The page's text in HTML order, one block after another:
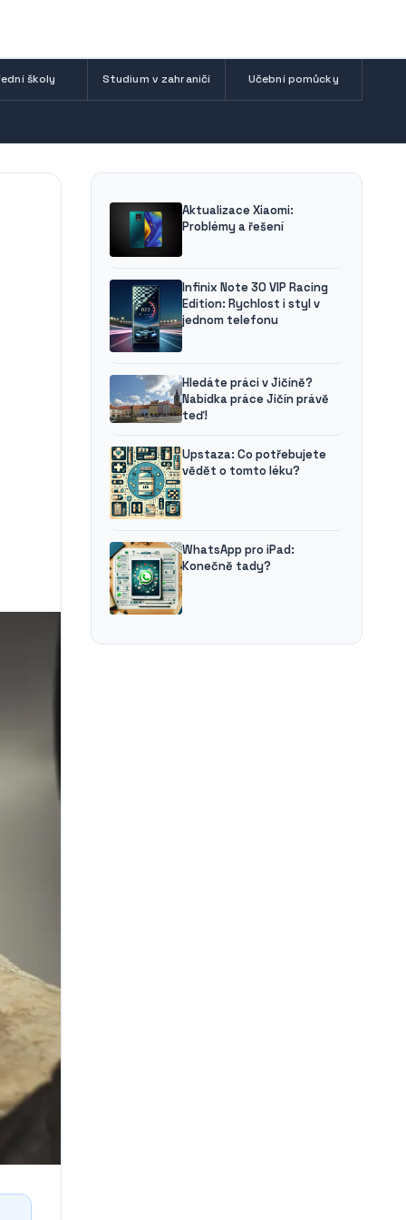
školy Studium v zahraničí Učební pomůcky
Aktualizace Xiaomi:
Problémy a řešení
Infinix Note 30 VIP Racing
Edition: Rychlost i styl v
jednom telefonu
Hledáte práci v Jičíně?
Nabídka práce Jičín právě
teď!
Upstaza: Co potřebujete
vědět o tomto léku?
WhatsApp pro iPad:
Konečně tady?